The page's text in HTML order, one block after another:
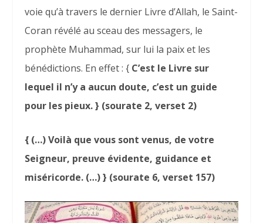
voie qu’à travers le dernier Livre d’Allah, le Saint-
Coran révélé au sceau des messagers, le
prophète Muhammad, sur lui la paix et les
bénédictions. En effet : { C’est le Livre sur
lequel il n’y a aucun doute, c’est un guide
pour les pieux. } (sourate 2, verset 2)
{ (…) Voilà que vous sont venus, de votre
Seigneur, preuve évidente, guidance et
miséricorde. (…) } (sourate 6, verset 157)